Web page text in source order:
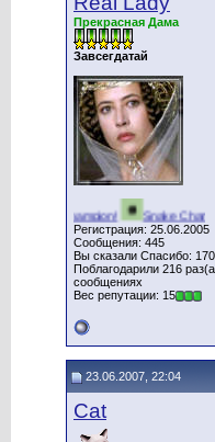
Прекрасная Дама
Завсегдатай
Champion! Snake Champion!
Регистрация: 25.06.2005
Сообщения: 445
Вы сказали Спасибо: 170
Поблагодарили 216
сообщениях
Вес репутации: 15
23.06.2007, 22:04
Cat